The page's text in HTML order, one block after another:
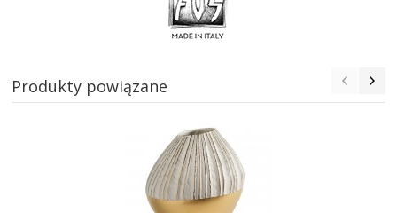
Produkty powiązane